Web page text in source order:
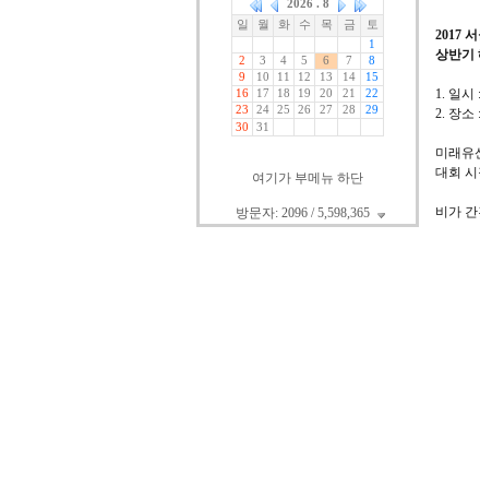
여기가 부메뉴 하단
방문자: 2096 / 5,598,365
2017
상반기
1. 일시
2. 장소
미래유
대회
비가